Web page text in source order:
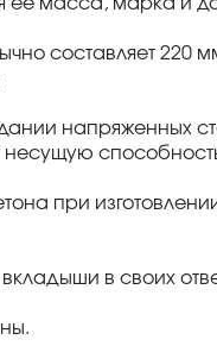
ее масса, марка и
составляет 220
напряженных
при
в своих